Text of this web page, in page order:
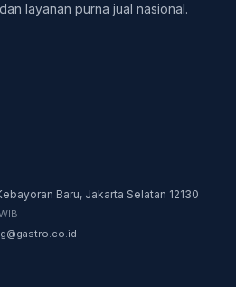
layanan purna jual nasional.
Baru, Jakarta Selatan 12130
Service
Anda.
dalam beberapa menit.